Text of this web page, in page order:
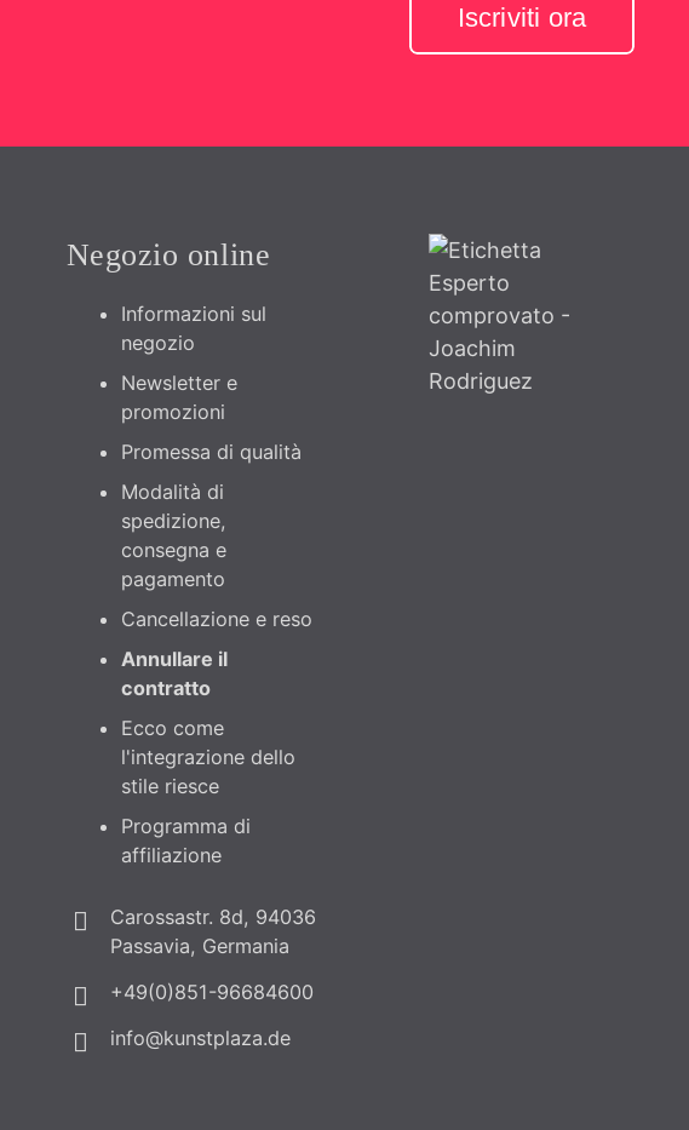
Iscriviti ora
Negozio online
Informazioni sul
negozio
Newsletter e
promozioni
Promessa di qualità
Modalità di
spedizione,
consegna e
pagamento
Cancellazione e reso
Annullare il
contratto
Ecco come
l'integrazione dello
stile riesce
Programma di
affiliazione
Carossastr. 8d, 94036
Passavia, Germania
+49(0)851-96684600
info@kunstplaza.de